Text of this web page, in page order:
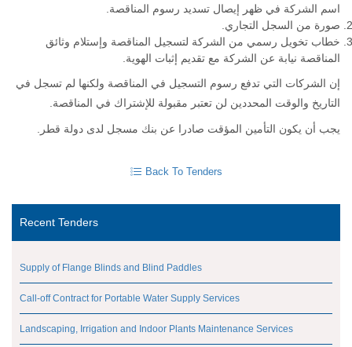
اسم الشركة في ظهر إيصال تسديد رسوم المناقصة.
صورة من السجل التجاري.
خطاب تخويل رسمي من الشركة لتسجيل المناقصة وإستلام وثائق
المناقصة نيابة عن الشركة مع تقديم إثبات الهوية.
إن الشركات التي تدفع رسوم التسجيل في المناقصة ولكنها لم تسجل في
التاريخ والوقت المحددين لن تعتبر مقبولة للإشتراك في المناقصة.
يجب أن يكون التأمين المؤقت صادرا عن بنك مسجل لدى دولة قطر.
Back To Tenders
Recent Tenders
Supply of Flange Blinds and Blind Paddles
Call-off Contract for Portable Water Supply Services
Landscaping, Irrigation and Indoor Plants Maintenance Services